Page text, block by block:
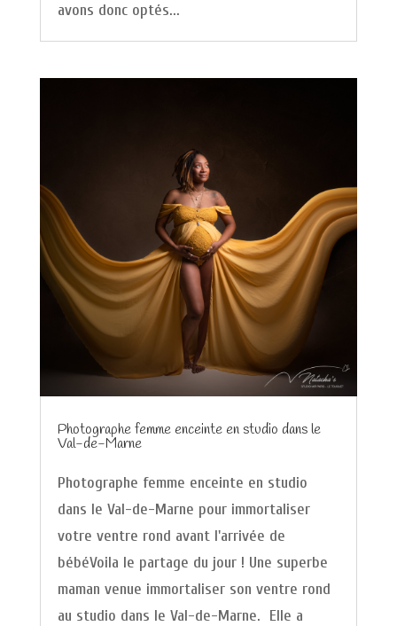
avons donc optés...
Photographe femme enceinte en studio dans le
Val-de-Marne
Photographe femme enceinte en studio
dans le Val-de-Marne pour immortaliser
votre ventre rond avant l'arrivée de
bébéVoila le partage du jour ! Une superbe
maman venue immortaliser son ventre rond
au studio dans le Val-de-Marne. Elle a